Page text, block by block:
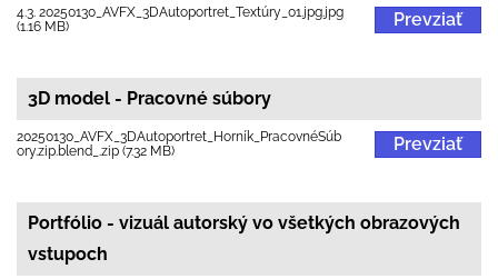
4.3. 20250130_AVFX_3DAutoportret_Textúry_01.jpg.jpg
(1.16 MB)
Prevziať
3D model - Pracovné súbory
20250130_AVFX_3DAutoportret_Horník_PracovnéSúb
ory.zip.blend_.zip (7.32 MB)
Prevziať
Portfólio - vizuál autorský vo všetkých obrazových
vstupoch